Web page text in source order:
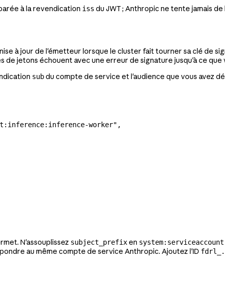
à la revendication iss du JWT ; Anthropic ne tente jamais
à jour de l'émetteur lorsque le cluster fait tourner sa clé de
de jetons échouent avec une erreur de signature jusqu'à ce que
subdu compte de service et l'audience que vous avez
worker" ,
N'assouplissez subject_prefixen
au même compte de service Anthropic. Ajoutez l'ID